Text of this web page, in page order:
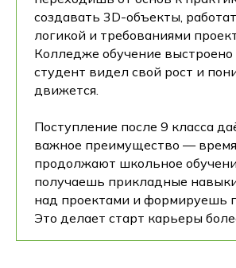
создавать 3D-объекты,
логикой и требованиями
Колледже обучение выстроено
студент видел свой рост и
движется.
Поступление после 9 класса
важное преимущество —
продолжают школьное
получаешь прикладные
над проектами и формируешь
Это делает старт карьеры